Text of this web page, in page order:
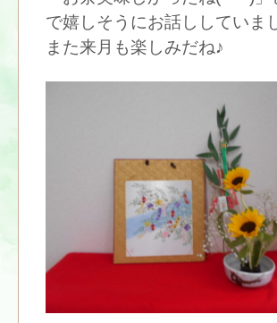
で嬉しそうにお話ししていま
また来月も楽しみだね♪